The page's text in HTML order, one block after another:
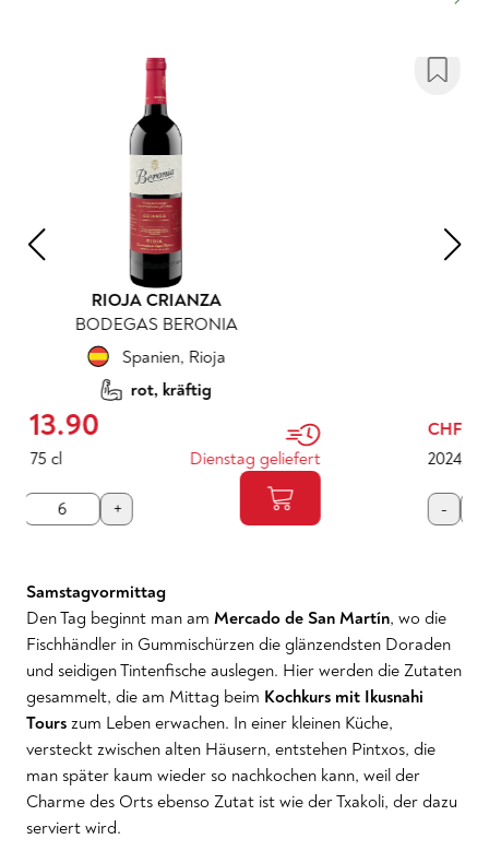
RIOJA ROSÉ
BODEGAS BERONIA
Spanien
CHF
Dienstag geliefert
Samstagvormittag
Den Tag beginnt man am Mercado de San Martín, wo die
Fischhändler in Gummischürzen die glänzendsten Doraden
und seidigen Tintenfische auslegen. Hier werden die Zutaten
gesammelt, die am Mittag beim Kochkurs mit Ikusnahi
Tours zum Leben erwachen. In einer kleinen Küche,
versteckt zwischen alten Häusern, entstehen Pintxos, die
man später kaum wieder so nachkochen kann, weil der
Charme des Orts ebenso Zutat ist wie der Txakoli, der dazu
serviert wird.